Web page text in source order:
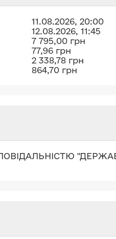
11.08.2026, 20:00
12.08.2026, 11:45
7 795,00 грн
77,96 грн
2 338,78 грн
864,70 грн